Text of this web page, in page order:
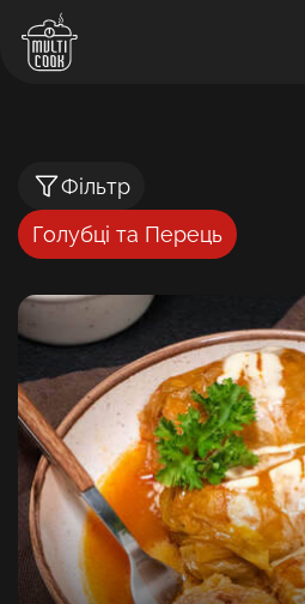
Фільтр
Голубці та Перець